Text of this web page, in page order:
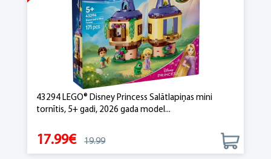
43294 LEGO® Disney Princess Salātlapiņas mini
tornītis, 5+ gadi, 2026 gada model...
17.99€ 19.99